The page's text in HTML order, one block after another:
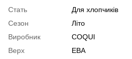
Стать
Для хлопчиків
Сезон
Літо
Виробник
COQUI
Верх
ЕВА